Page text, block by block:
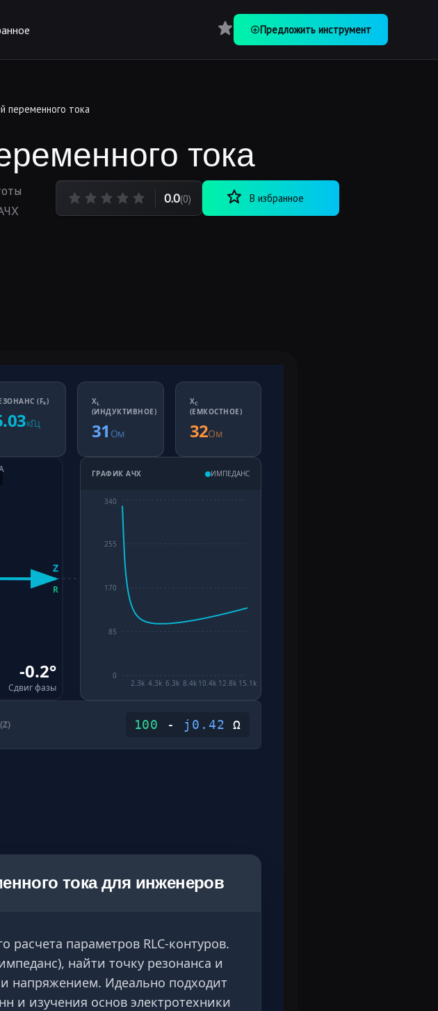
Перейти в Избранное
Предложить инструмент
переменного тока
тока
0.0(0) В избранное
(F₀)
кГц
XL
(ИНДУКТИВНОЕ)
31 Ом
XC
(ЕМКОСТНОЕ)
32Ом
R
Z
-0.2°
Сдвиг фазы
ГРАФИК АЧХ ИМПЕДАНС
2.3k 4.3k 6.3k 8.4k 10.4k 12.8k 15.1k
0
85
170
255
340
100 - j 0.42 Ω
тока для инженеров
параметров RLC-контуров.
найти точку резонанса и
напряжением. Идеально подходит
и изучения основ электротехники